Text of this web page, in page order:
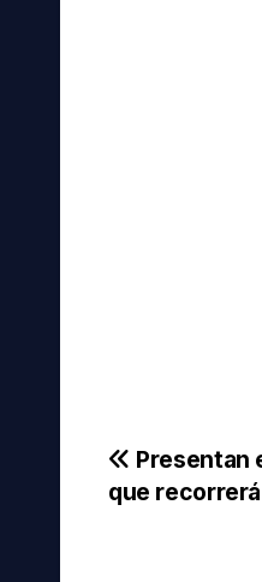
de
Presentan
que